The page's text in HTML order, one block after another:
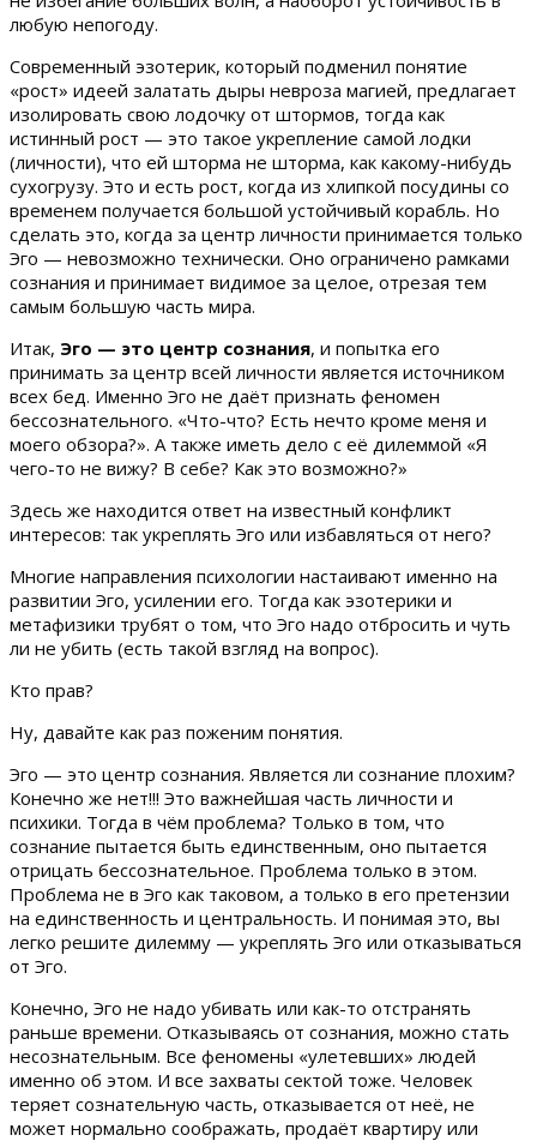
любую непогоду.
Современный эзотерик, который подменил понятие
«рост» идеей залатать дыры невроза магией, предлагает
изолировать свою лодочку от штормов, тогда как
истинный рост — это такое укрепление самой лодки
(личности), что ей шторма не шторма, как какому-нибудь
сухогрузу. Это и есть рост, когда из хлипкой посудины со
временем получается большой устойчивый корабль. Но
сделать это, когда за центр личности принимается только
Эго — невозможно технически. Оно ограничено рамками
сознания и принимает видимое за целое, отрезая тем
самым большую часть мира.
Итак, Эго — это центр сознания, и попытка его
принимать за центр всей личности является источником
всех бед. Именно Эго не даёт признать феномен
бессознательного. «Что-что? Есть нечто кроме меня и
моего обзора?». А также иметь дело с её дилеммой «Я
чего-то не вижу? В себе? Как это возможно?»
Здесь же находится ответ на известный конфликт
интересов: так укреплять Эго или избавляться от него?
Многие направления психологии настаивают именно на
развитии Эго, усилении его. Тогда как эзотерики и
метафизики трубят о том, что Эго надо отбросить и чуть
ли не убить (есть такой взгляд на вопрос).
Кто прав?
Ну, давайте как раз поженим понятия.
Эго — это центр сознания. Является ли сознание плохим?
Конечно же нет!!! Это важнейшая часть личности и
психики. Тогда в чём проблема? Только в том, что
сознание пытается быть единственным, оно пытается
отрицать бессознательное. Проблема только в этом.
Проблема не в Эго как таковом, а только в его претензии
на единственность и центральность. И понимая это, вы
легко решите дилемму — укреплять Эго или отказываться
от Эго.
Конечно, Эго не надо убивать или как-то отстранять
раньше времени. Отказываясь от сознания, можно стать
несознательным. Все феномены «улетевших» людей
именно об этом. И все захваты сектой тоже. Человек
теряет сознательную часть, отказывается от неё, не
может нормально соображать, продаёт квартиру или